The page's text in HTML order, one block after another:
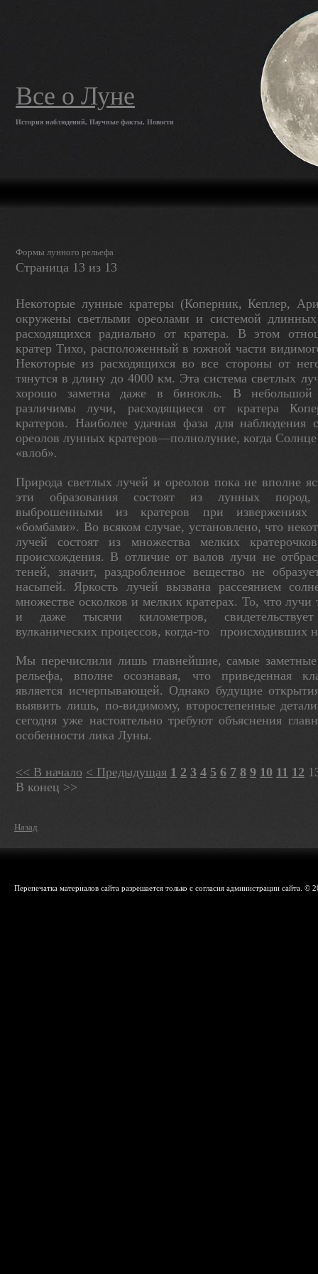
Все о Луне
История наблюдений, Научные факты, Новости
Формы лунного рельефа
Страница 13 из 13
Некоторые лунные кратеры (Коперник, Кеплер,
окружены светлыми ореолами и системой
расходящихся радиально от кра­тера. В этом
кратер Тихо, расположен­ный в южной части
Некоторые из расходящихся во все стороны от
тянут­ся в длину до 4000 км. Эта система светлых
хорошо заметна даже в бинокль. В небольшой
различимы лучи, расходящиеся от кратера
кратеров. Наиболее удачная фаза для на­блюдения
ореолов лунных кратеров—пол­нолуние, когда
«влоб».
Природа светлых лучей и ореолов пока не вполне
эти образования состоят из лунных пород,
выброшенными из кратеров при изверже­ниях
«бомбами». Во всяком случае, уста­новлено, что
лучей состоят из мно­жества мелких кратерочков
происхождения. В отличие от валов лучи не
теней, значит, раздробленное вещество не
насыпей. Яркость лучей вызвана рассеянием
множестве осколков и мелких кратерах. То, что лучи
и даже тысячи километров,
вулканических процессов, когда-то
происходивших
Мы перечислили лишь главнейшие, самые
рельефа, вполне осознавая, что приведен­ная
является исчерпывающей. Однако будущие
выявить лишь, по-види­мому, второстепенные
сегодня уже настоятельно требуют объяснения
особенности лика Луны.
<< В начало < Предыдущая 1 2 3 4 5 6 7 8 9 10 11 12
В конец >>
Назад
Перепечатка материалов сайта разрешается только с согласия администрации сайта.